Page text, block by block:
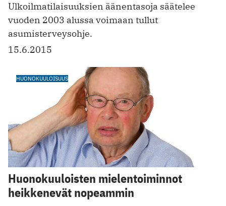
Ulkoilmatilaisuuksien äänentasoja säätelee
vuoden 2003 alussa voimaan tullut
asumisterveysohje.
15.6.2015
HUONOKUULOISUUS
Huonokuuloisten mielentoiminnot
heikkenevät nopeammin